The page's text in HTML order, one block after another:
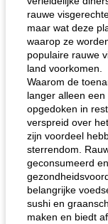
rauwe
maar wat deze
waarop ze
populaire rauwe
land voorkomen.
Waarom de
langer alleen
opgedoken in
verspreid over
zijn voordeel
sterrendom.
geconsumeerd
belangrijke
sushi en
maken en biedt